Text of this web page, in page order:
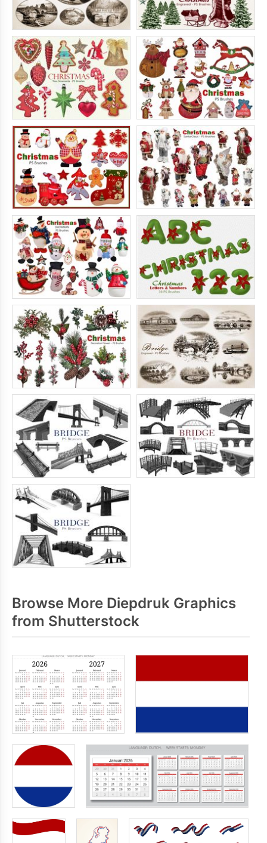
Browse More Diepdruk Graphics
from Shutterstock